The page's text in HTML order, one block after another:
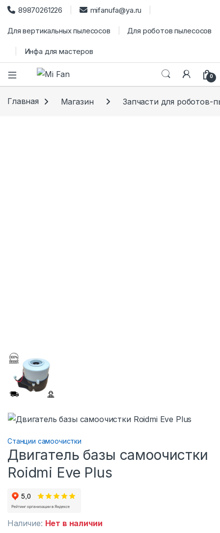
89870261226 mifanufa@ya.ru
Для вертикальных пылесосов Для роботов пылесосов
Инфа для мастеров
0
Главная Магазин Запчасти для роботов-
Станции самоочистки
Двигатель базы самоочистки
Roidmi Eve Plus
Наличие: Нет в наличии